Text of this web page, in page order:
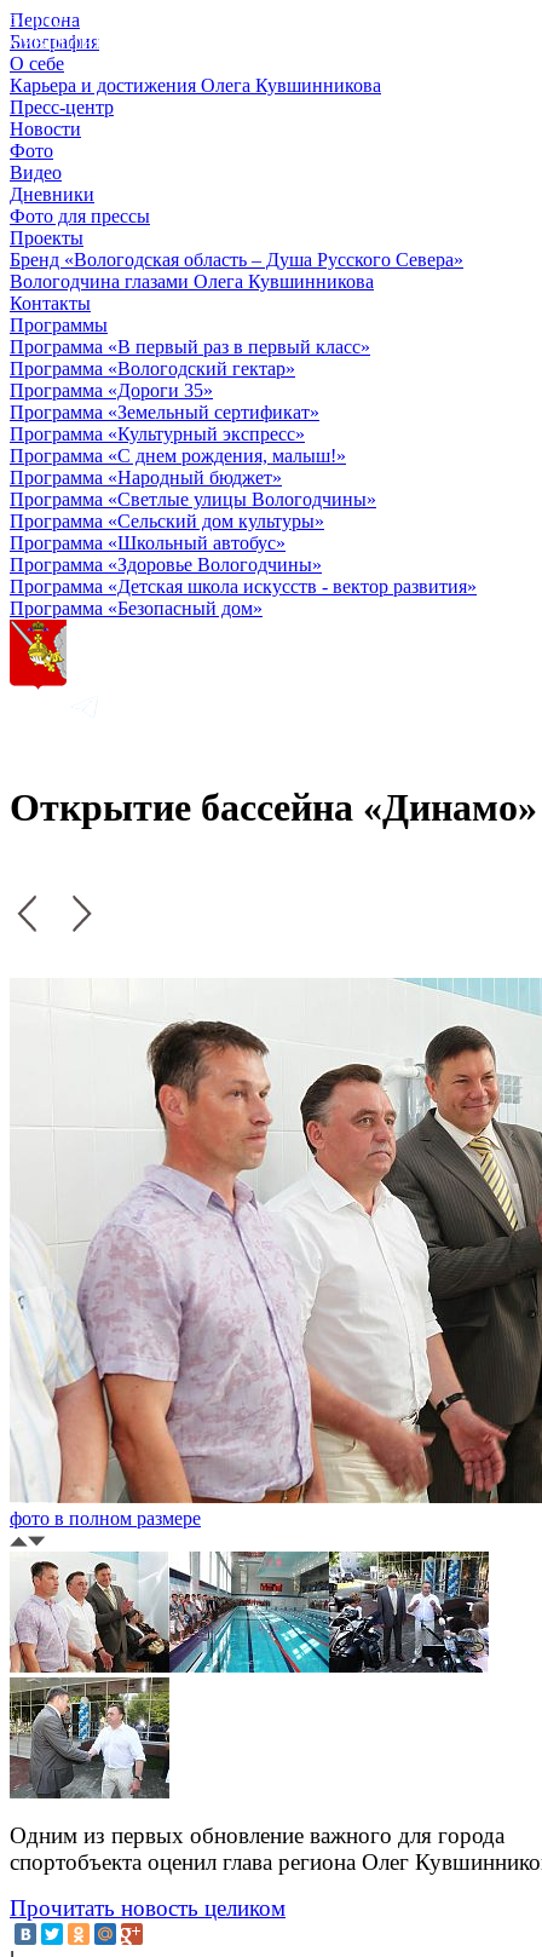
Персона
Биография
О себе
Карьера и достижения Олега Кувшинникова
Пресс-центр
Новости
Фото
Видео
Дневники
Фото для прессы
Проекты
Бренд «Вологодская область – Душа Русского Севера»
Вологодчина глазами Олега Кувшинникова
Контакты
Программы
Программа «В первый раз в первый класс»
Программа «Вологодский гектар»
Программа «Дороги 35»
Программа «Земельный сертификат»
Программа «Культурный экспресс»
Программа «С днем рождения, малыш!»
Программа «Народный бюджет»
Программа «Светлые улицы Вологодчины»
Программа «Сельский дом культуры»
Программа «Школьный автобус»
Программа «Здоровье Вологодчины»
Программа «Детская школа искусств - вектор развития»
Программа «Безопасный дом»
Открытие бассейна «Динамо»
фото в полном размере
Одним из первых обновление важного для города
спортобъекта оценил глава региона Олег
Прочитать новость целиком
© 2012 - 2023,
КУВШИННИКОВ О.А.